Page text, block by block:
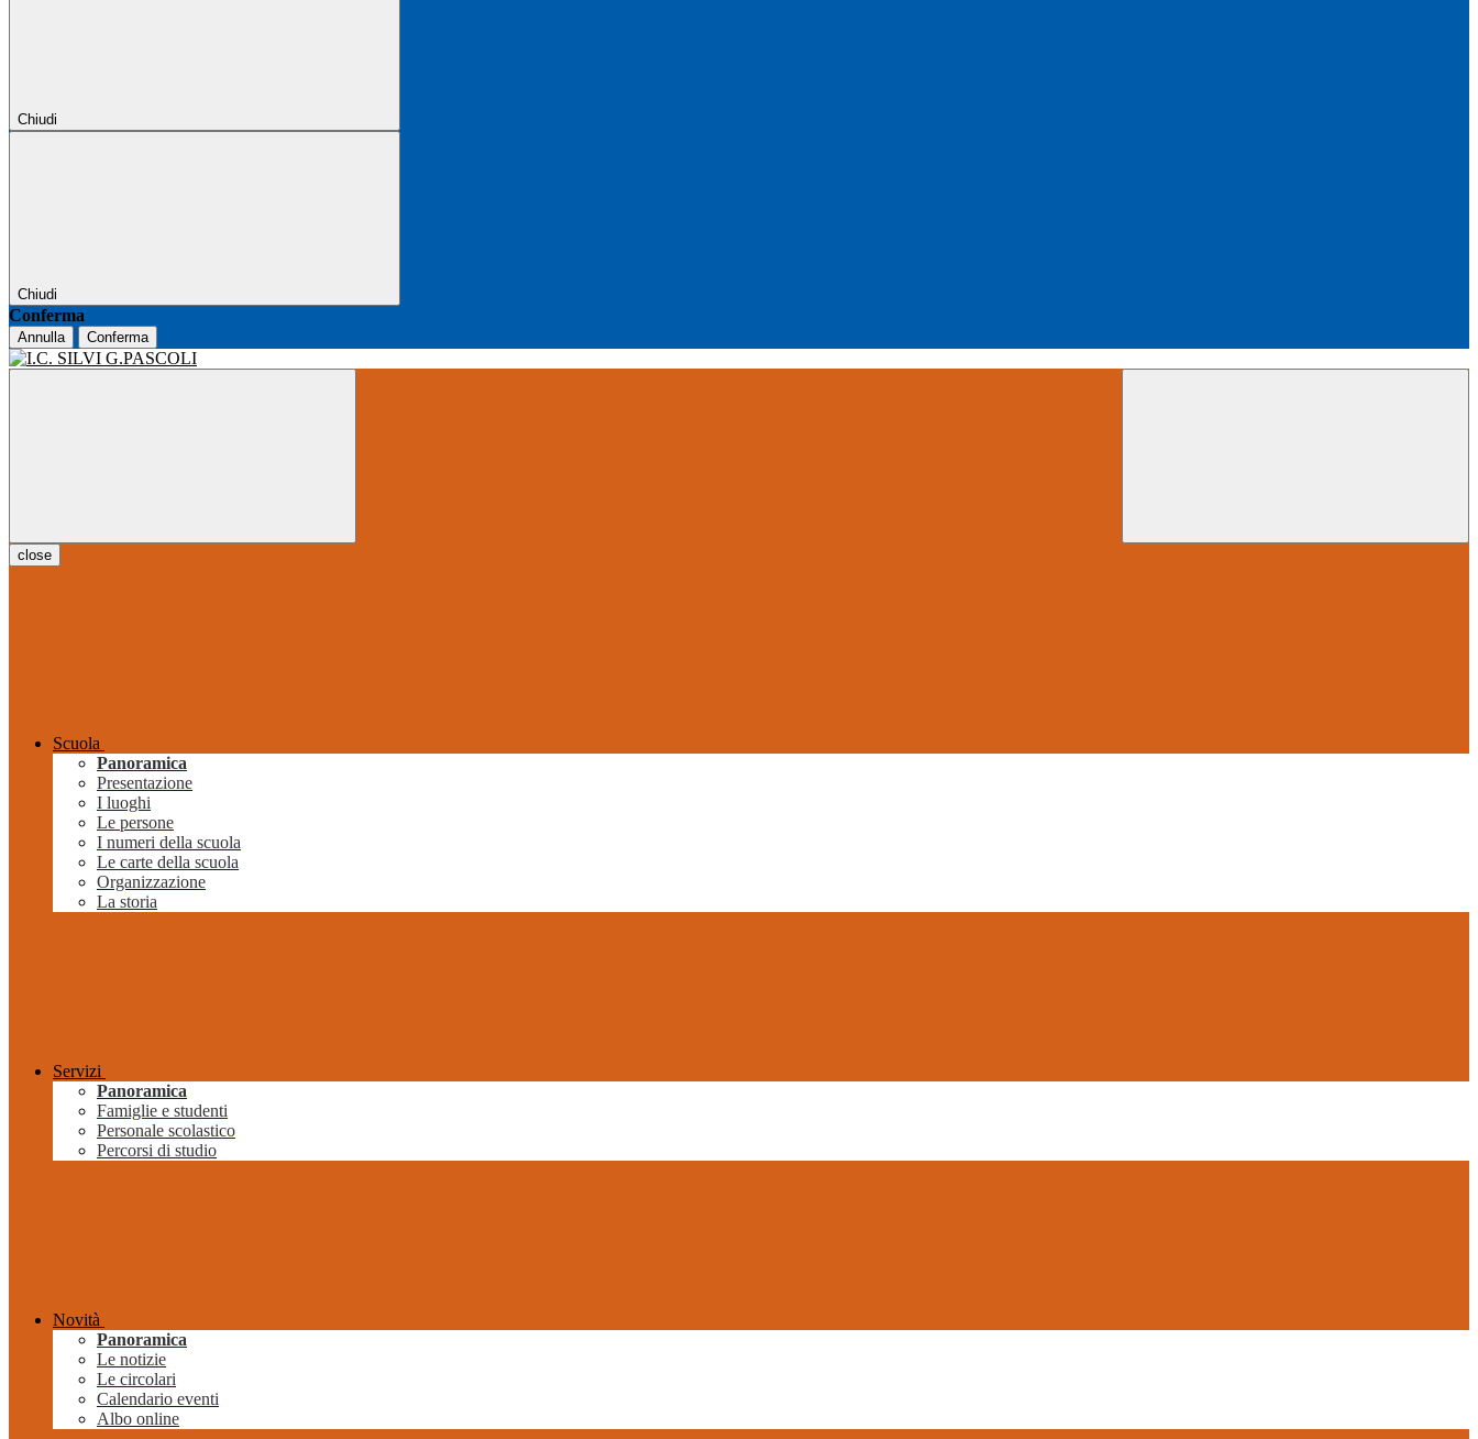
Chiudi
Chiudi
Conferma
Annulla Conferma
close
Scuola
Panoramica
Presentazione
I luoghi
Le persone
I numeri della scuola
Le carte della scuola
Organizzazione
La storia
Servizi
Panoramica
Famiglie e studenti
Personale scolastico
Percorsi di studio
Novità
Panoramica
Le notizie
Le circolari
Calendario eventi
Albo online